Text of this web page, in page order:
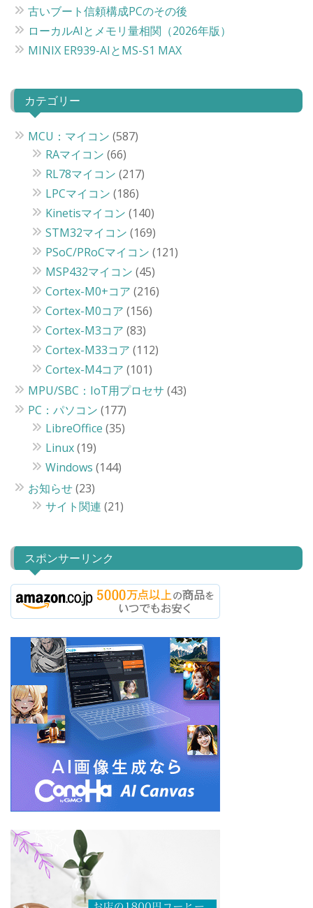
古いブート信頼構成PCのその後
ローカルAIとメモリ量相関（2026年版）
MINIX ER939-AIとMS-S1 MAX
カテゴリー
MCU：マイコン (587)
RAマイコン (66)
RL78マイコン (217)
LPCマイコン (186)
Kinetisマイコン (140)
STM32マイコン (169)
PSoC/PRoCマイコン (121)
MSP432マイコン (45)
Cortex-M0+コア (216)
Cortex-M0コア (156)
Cortex-M3コア (83)
Cortex-M33コア (112)
Cortex-M4コア (101)
MPU/SBC：IoT用プロセサ (43)
PC：パソコン (177)
LibreOffice (35)
Linux(19)
Windows (144)
お知らせ(23)
サイト関連 (21)
スポンサーリンク